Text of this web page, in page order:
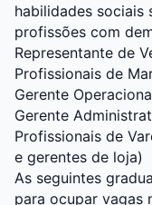
habilidades sociais
profissões com
Representante de
Profissionais de
Gerente
Gerente
Profissionais de
e gerentes de loja)
As seguintes
para ocupar vagas